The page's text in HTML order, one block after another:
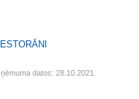
datos: 28.10.2021.